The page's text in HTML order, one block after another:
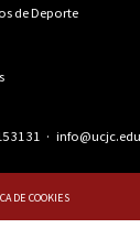
de Deporte
31 31 · info@ucjc.edu
DE COOKIES